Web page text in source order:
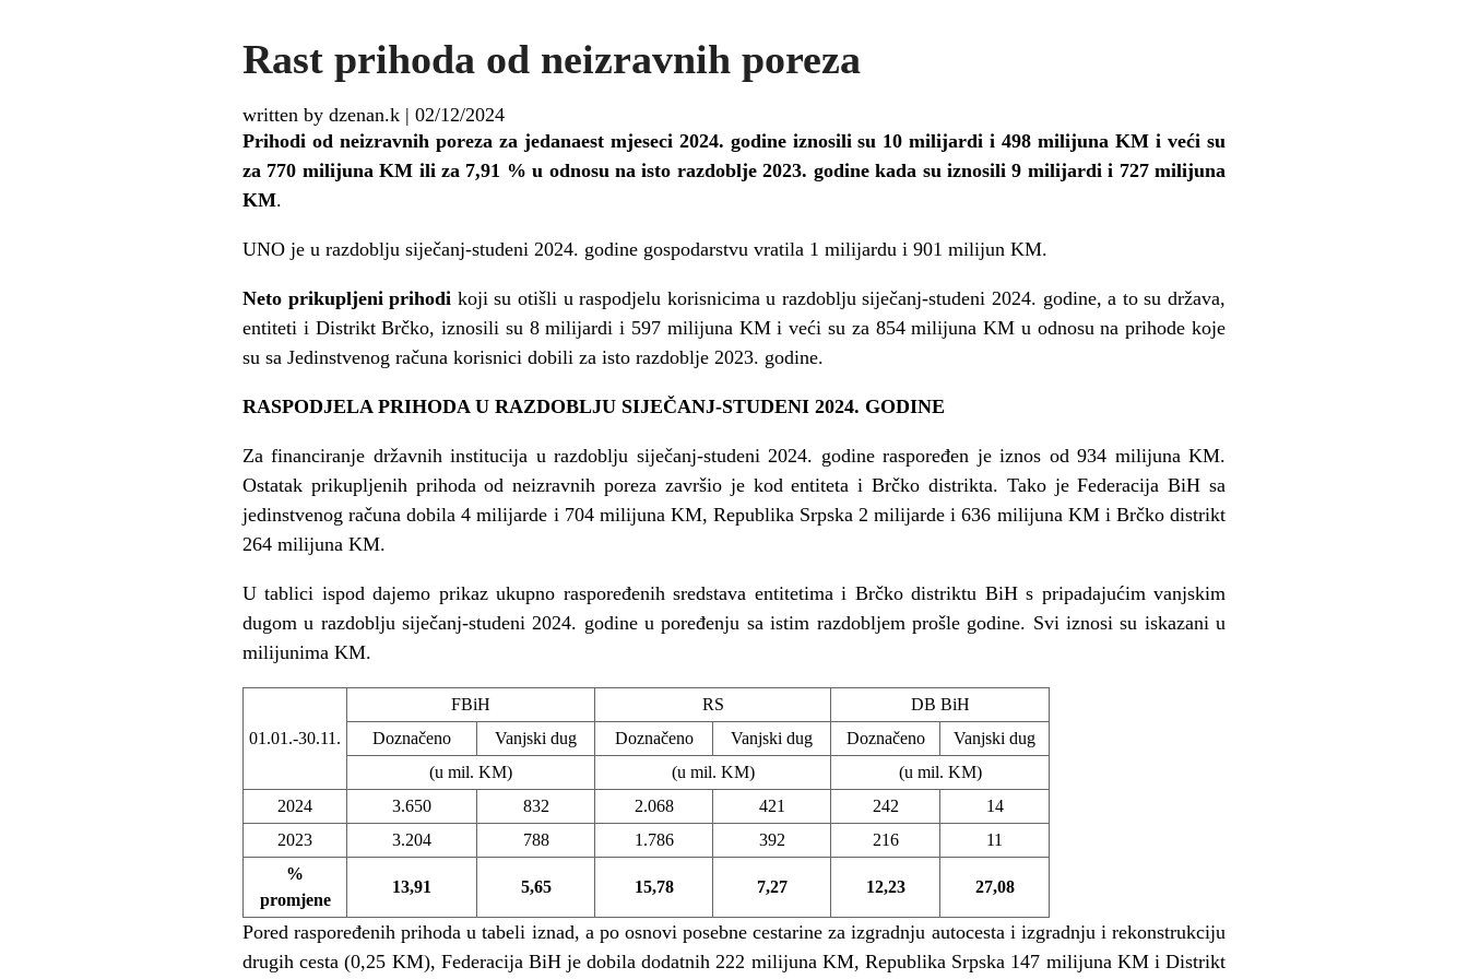
Rast prihoda od neizravnih poreza
written by dzenan.k | 02/12/2024
Prihodi od neizravnih poreza za jedanaest mjeseci 2024. godine iznosili su 10 milijardi i 498 milijuna KM i veći su
za 770 milijuna KM ili za 7,91 % u odnosu na isto razdoblje 2023. godine kada su iznosili 9 milijardi i 727 milijuna
KM.
UNO je u razdoblju siječanj-studeni 2024. godine gospodarstvu vratila 1 milijardu i 901 milijun KM.
Neto prikupljeni prihodi koji su otišli u raspodjelu korisnicima u razdoblju siječanj-studeni 2024. godine, a to su država,
entiteti i Distrikt Brčko, iznosili su 8 milijardi i 597 milijuna KM i veći su za 854 milijuna KM u odnosu na prihode koje
su sa Jedinstvenog računa korisnici dobili za isto razdoblje 2023. godine.
RASPODJELA PRIHODA U RAZDOBLJU SIJEČANJ-STUDENI 2024. GODINE
Za financiranje državnih institucija u razdoblju siječanj-studeni 2024. godine raspoređen je iznos od 934 milijuna KM.
Ostatak prikupljenih prihoda od neizravnih poreza završio je kod entiteta i Brčko distrikta. Tako je Federacija BiH sa
jedinstvenog računa dobila 4 milijarde i 704 milijuna KM, Republika Srpska 2 milijarde i 636 milijuna KM i Brčko distrikt
264 milijuna KM.
U tablici ispod dajemo prikaz ukupno raspoređenih sredstava entitetima i Brčko distriktu BiH s pripadajućim vanjskim
dugom u razdoblju siječanj-studeni 2024. godine u poređenju sa istim razdobljem prošle godine. Svi iznosi su iskazani u
milijunima KM.
01.01.-30.11.
FBiH RS
DB BiH
Doznačeno
Vanjski dug Doznačeno Vanjski dug Doznačeno
Vanjski dug
(u mil. KM)
(u mil. KM)
(u mil. KM)
2024
3.650 832 2.068 421 242
14
2023
3.204 788 1.786 392 216
11
%
promjene
13,91 5,65 15,78 7,27 12,23 27,08
Pored raspoređenih prihoda u tabeli iznad, a po osnovi posebne cestarine za izgradnju autocesta i izgradnju i rekonstrukciju
drugih cesta (0,25 KM), Federacija BiH je dobila dodatnih 222 milijuna KM, Republika Srpska 147 milijuna KM i Distrikt